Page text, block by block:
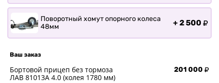
Поворотный хомут опорного колеса
48мм
+ 2 500
Ваш заказ
Бортовой прицеп без тормоза
ЛАВ 81013A 4.0 (колея 1780 мм)
201 000